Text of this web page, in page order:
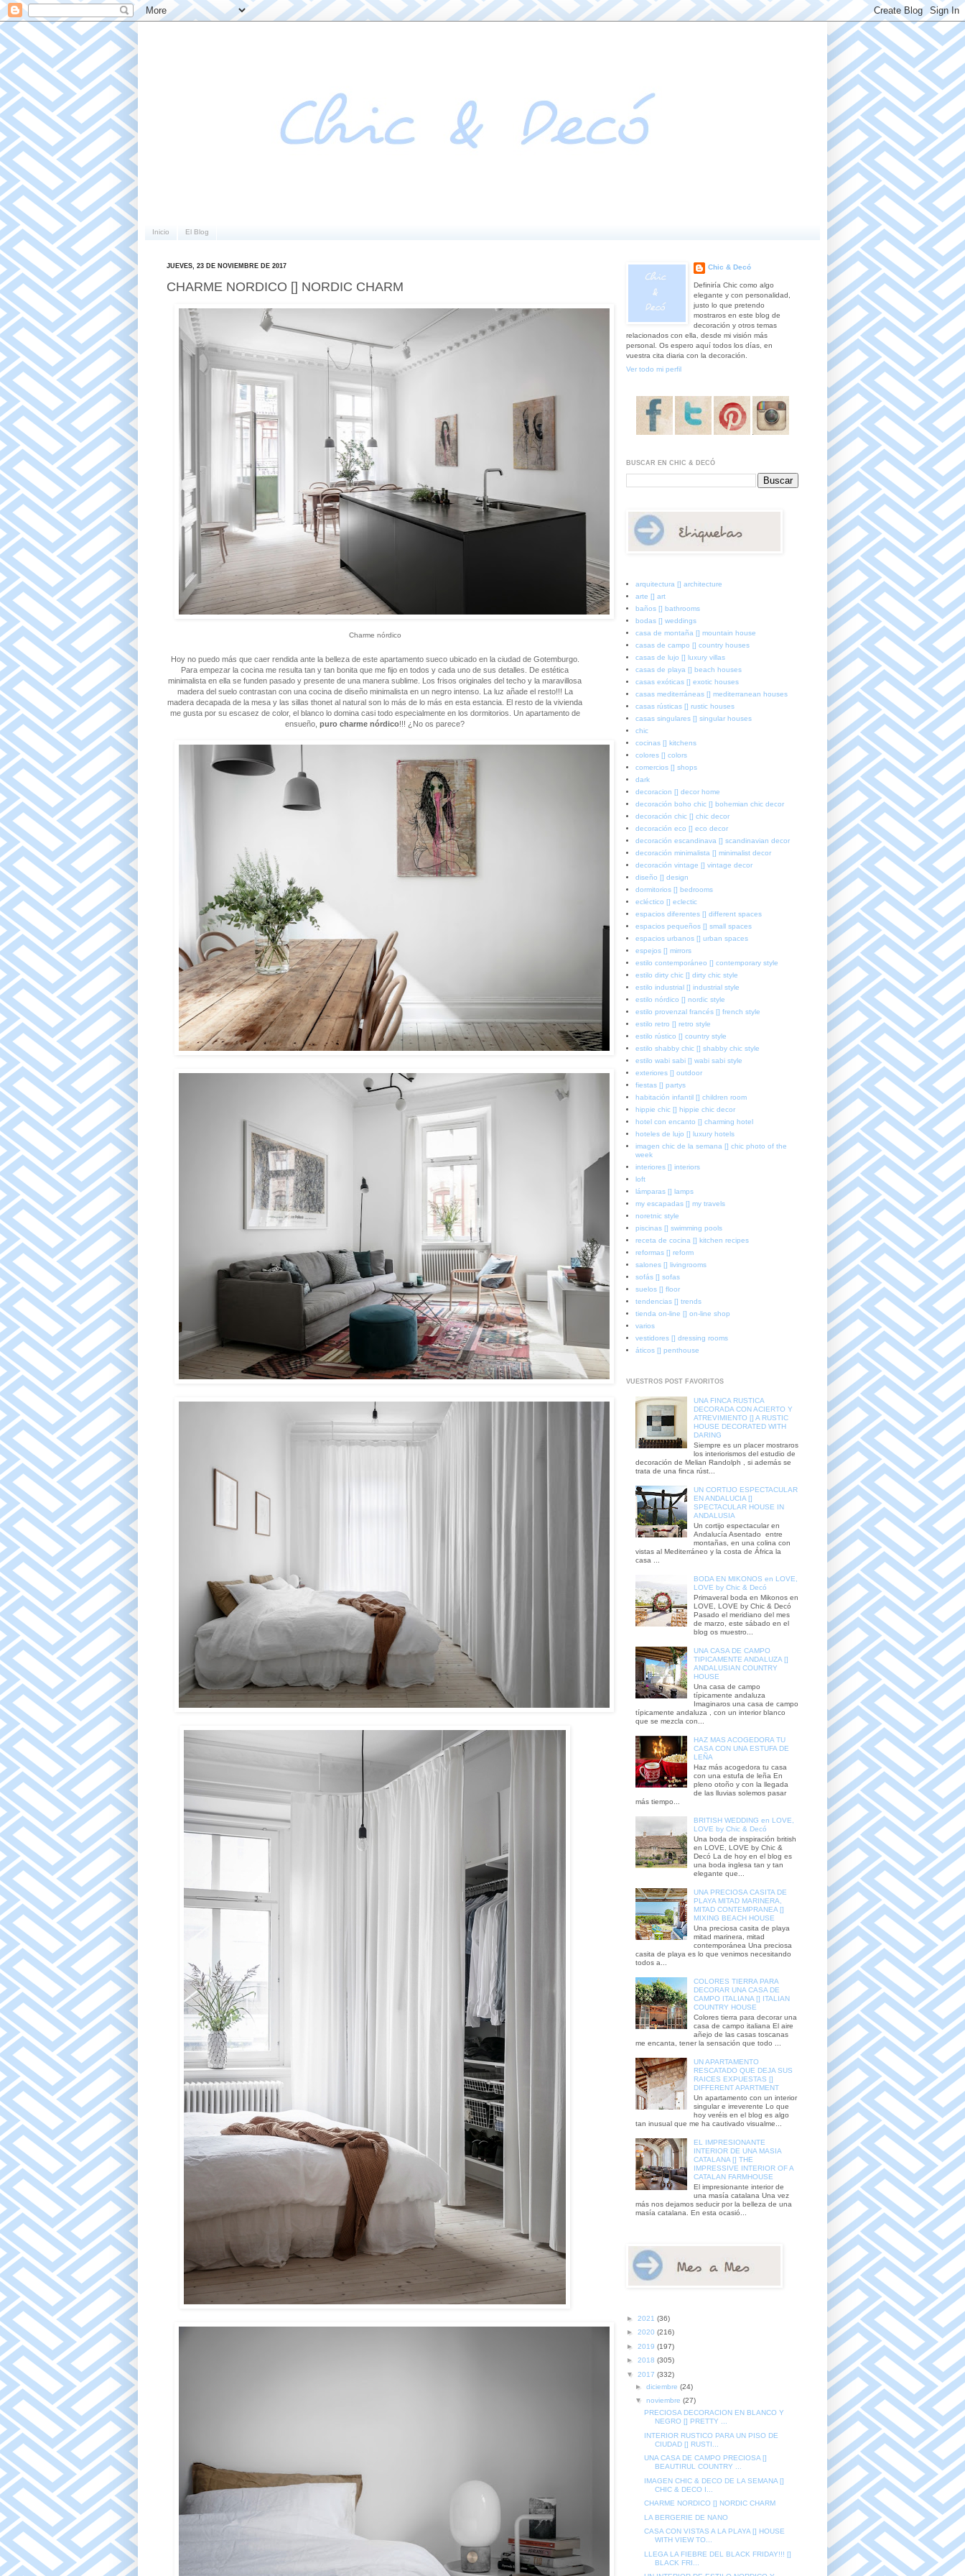
Inicio El Blog
JUEVES, 23 DE NOVIEMBRE DE 2017
CHARME NORDICO [] NORDIC CHARM
Charme nórdico
Hoy no puedo más que caer rendida ante la belleza de este apartamento sueco ubicado en la ciudad de Gotemburgo.
Para empezar la cocina me resulta tan y tan bonita que me fijo en todos y cada uno de sus detalles. De estética
minimalista en ella se funden pasado y presente de una manera sublime. Los frisos originales del techo y la maravillosa
madera del suelo contrastan con una cocina de diseño minimalista en un negro intenso. La luz añade el resto!!! La
madera decapada de la mesa y las sillas thonet al natural son lo más de lo más en esta estancia. El resto de la vivienda
me gusta por su escasez de color, el blanco lo domina casi todo especialmente en los dormitorios. Un apartamento de
ensueño, puro charme nórdico!!! ¿No os parece?
Chic & Decó
Definiría Chic como algo
elegante y con personalidad,
justo lo que pretendo
mostraros en este blog de
decoración y otros temas
relacionados con ella, desde mi visión más
personal. Os espero aquí todos los días, en
vuestra cita diaria con la decoración.
Ver todo mi perfil
BUSCAR EN CHIC & DECÓ
arquitectura [] architecture
arte [] art
baños [] bathrooms
bodas [] weddings
casa de montaña [] mountain house
casas de campo [] country houses
casas de lujo [] luxury villas
casas de playa [] beach houses
casas exóticas [] exotic houses
casas mediterráneas [] mediterranean houses
casas rústicas [] rustic houses
casas singulares [] singular houses
chic
cocinas [] kitchens
colores [] colors
comercios [] shops
dark
decoracion [] decor home
decoración boho chic [] bohemian chic decor
decoración chic [] chic decor
decoración eco [] eco decor
decoración escandinava [] scandinavian decor
decoración minimalista [] minimalist decor
decoración vintage [] vintage decor
diseño [] design
dormitorios [] bedrooms
ecléctico [] eclectic
espacios diferentes [] different spaces
espacios pequeños [] small spaces
espacios urbanos [] urban spaces
espejos [] mirrors
estilo contemporáneo [] contemporary style
estilo dirty chic [] dirty chic style
estilo industrial [] industrial style
estilo nórdico [] nordic style
estilo provenzal francés [] french style
estilo retro [] retro style
estilo rústico [] country style
estilo shabby chic [] shabby chic style
estilo wabi sabi [] wabi sabi style
exteriores [] outdoor
fiestas [] partys
habitación infantil [] children room
hippie chic [] hippie chic decor
hotel con encanto [] charming hotel
hoteles de lujo [] luxury hotels
imagen chic de la semana [] chic photo of the
week
interiores [] interiors
loft
lámparas [] lamps
my escapadas [] my travels
noretnic style
piscinas [] swimming pools
receta de cocina [] kitchen recipes
reformas [] reform
salones [] livingrooms
sofás [] sofas
suelos [] floor
tendencias [] trends
tienda on-line [] on-line shop
varios
vestidores [] dressing rooms
áticos [] penthouse
VUESTROS POST FAVORITOS
UNA FINCA RUSTICA
DECORADA CON ACIERTO Y
ATREVIMIENTO [] A RUSTIC
HOUSE DECORATED WITH
DARING
Siempre es un placer mostraros
los interiorismos del estudio de
decoración de Melian Randolph , si además se
trata de una finca rúst...
UN CORTIJO ESPECTACULAR
EN ANDALUCIA []
SPECTACULAR HOUSE IN
ANDALUSIA
Un cortijo espectacular en
Andalucía Asentado entre
montañas, en una colina con
vistas al Mediterráneo y la costa de África la
casa ...
BODA EN MIKONOS en LOVE,
LOVE by Chic & Decó
Primaveral boda en Mikonos en
LOVE, LOVE by Chic & Decó
Pasado el meridiano del mes
de marzo, este sábado en el
blog os muestro...
UNA CASA DE CAMPO
TIPICAMENTE ANDALUZA []
ANDALUSIAN COUNTRY
HOUSE
Una casa de campo
típicamente andaluza
Imaginaros una casa de campo
típicamente andaluza , con un interior blanco
que se mezcla con...
HAZ MAS ACOGEDORA TU
CASA CON UNA ESTUFA DE
LEÑA
Haz más acogedora tu casa
con una estufa de leña En
pleno otoño y con la llegada
de las lluvias solemos pasar
más tiempo...
BRITISH WEDDING en LOVE,
LOVE by Chic & Decó
Una boda de inspiración british
en LOVE, LOVE by Chic &
Decó La de hoy en el blog es
una boda inglesa tan y tan
elegante que...
UNA PRECIOSA CASITA DE
PLAYA MITAD MARINERA,
MITAD CONTEMPRANEA []
MIXING BEACH HOUSE
Una preciosa casita de playa
mitad marinera, mitad
contemporánea Una preciosa
casita de playa es lo que venimos necesitando
todos a...
COLORES TIERRA PARA
DECORAR UNA CASA DE
CAMPO ITALIANA [] ITALIAN
COUNTRY HOUSE
Colores tierra para decorar una
casa de campo italiana El aire
añejo de las casas toscanas
me encanta, tener la sensación que todo ...
UN APARTAMENTO
RESCATADO QUE DEJA SUS
RAICES EXPUESTAS []
DIFFERENT APARTMENT
Un apartamento con un interior
singular e irreverente Lo que
hoy veréis en el blog es algo
tan inusual que me ha cautivado visualme...
EL IMPRESIONANTE
INTERIOR DE UNA MASIA
CATALANA [] THE
IMPRESSIVE INTERIOR OF A
CATALAN FARMHOUSE
El impresionante interior de
una masía catalana Una vez
más nos dejamos seducir por la belleza de una
masía catalana. En esta ocasió...
► 2021 (36)
► 2020 (216)
► 2019 (197)
► 2018 (305)
▼ 2017 (332)
► diciembre (24)
▼ noviembre (27)
PRECIOSA DECORACION EN BLANCO Y
NEGRO [] PRETTY ...
INTERIOR RUSTICO PARA UN PISO DE
CIUDAD [] RUSTI...
UNA CASA DE CAMPO PRECIOSA []
BEAUTIRUL COUNTRY ...
IMAGEN CHIC & DECO DE LA SEMANA []
CHIC & DECO I...
CHARME NORDICO [] NORDIC CHARM
LA BERGERIE DE NANO
CASA CON VISTAS A LA PLAYA [] HOUSE
WITH VIEW TO...
LLEGA LA FIEBRE DEL BLACK FRIDAY!!! []
BLACK FRI...